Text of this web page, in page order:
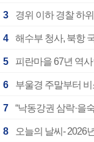
3 경위 이하 경찰 하
4 해수부 청사, 북항
5 피란마을 67년 역
6 부울경 주말부터
7 “낙동강권 삼락·을
8 오늘의 날씨- 2026